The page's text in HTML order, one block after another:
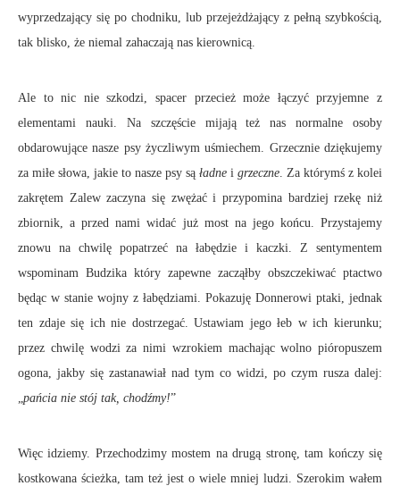
wyprzedzający się po chodniku, lub przejeżdżający z pełną szybkością,
tak blisko, że niemal zahaczają nas kierownicą.
Ale to nic nie szkodzi, spacer przecież może łączyć przyjemne z
elementami nauki. Na szczęście mijają też nas normalne osoby
obdarowujące nasze psy życzliwym uśmiechem. Grzecznie dziękujemy
za miłe słowa, jakie to nasze psy są ładne i grzeczne. Za którymś z kolei
zakrętem Zalew zaczyna się zwężać i przypomina bardziej rzekę niż
zbiornik, a przed nami widać już most na jego końcu. Przystajemy
znowu na chwilę popatrzeć na łabędzie i kaczki. Z sentymentem
wspominam Budzika który zapewne zacząłby obszczekiwać ptactwo
będąc w stanie wojny z łabędziami. Pokazuję Donnerowi ptaki, jednak
ten zdaje się ich nie dostrzegać. Ustawiam jego łeb w ich kierunku;
przez chwilę wodzi za nimi wzrokiem machając wolno pióropuszem
ogona, jakby się zastanawiał nad tym co widzi, po czym rusza dalej:
„pańcia nie stój tak, chodźmy!”
Więc idziemy. Przechodzimy mostem na drugą stronę, tam kończy się
kostkowana ścieżka, tam też jest o wiele mniej ludzi. Szerokim wałem